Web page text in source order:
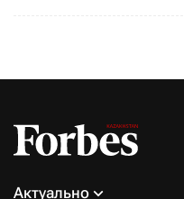
Актуально